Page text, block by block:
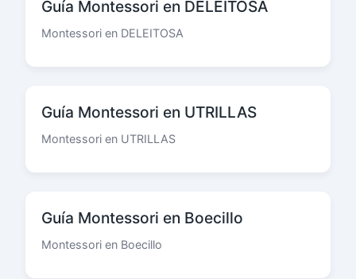
Guía Montessori en DELEITOSA
Montessori en DELEITOSA
Guía Montessori en UTRILLAS
Montessori en UTRILLAS
Guía Montessori en Boecillo
Montessori en Boecillo